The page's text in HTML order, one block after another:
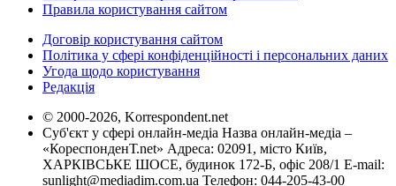
Правила користування сайтом
Договір користування сайтом
Політика у сфері конфіденційності і персональних даних
Угода щодо користування
Редакція
© 2000-2026, Korrespondent.net
Суб'єкт у сфері онлайн-медіа Назва онлайн-медіа –
«КореспонденТ.net» Адреса: 02091, місто Київ,
ХАРКІВСЬКЕ ШОСЕ, будинок 172-Б, офіс 208/1 E-mail:
sunlight@mediadim.com.ua Телефон: 044-205-43-00